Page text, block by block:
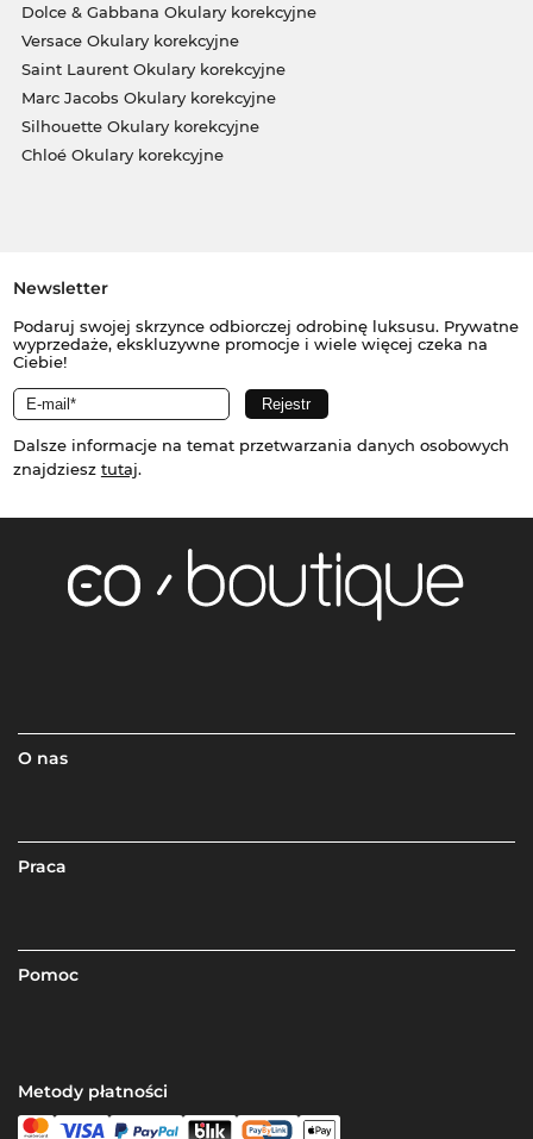
Dolce & Gabbana Okulary korekcyjne
Versace Okulary korekcyjne
Saint Laurent Okulary korekcyjne
Marc Jacobs Okulary korekcyjne
Silhouette Okulary korekcyjne
Chloé Okulary korekcyjne
Newsletter
Podaruj swojej skrzynce odbiorczej odrobinę luksusu. Prywatne
wyprzedaże, ekskluzywne promocje i wiele więcej czeka na
Ciebie!
Dalsze informacje na temat przetwarzania danych osobowych
znajdziesz tutaj.
O nas
Praca
Pomoc
Metody płatności